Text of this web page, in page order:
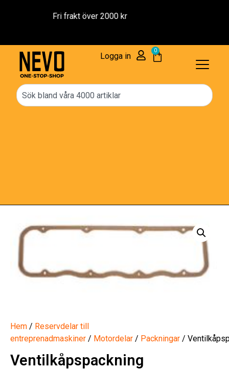
Reservdelar – 1 års Garanti
Logga in
0
Hem / Reservdelar till
entreprenadmaskiner / Motordelar / Packningar /
Ventilkåpspackning